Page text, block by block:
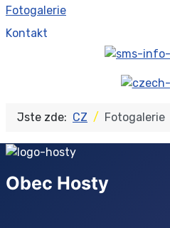
Fotogalerie
Kontakt
Jste zde: CZ Fotogalerie
Obec Hosty